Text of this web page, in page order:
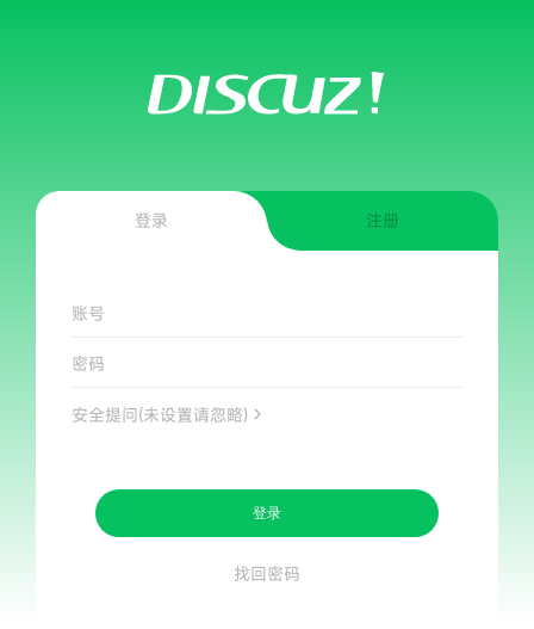
登录 注册
账号
密码
安全提问(未设置请忽略)
登录
找回密码